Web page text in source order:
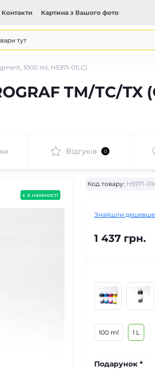
Контакти Картина з Вашого фото
1000 ml, H5971-01LC)
TM/TC/TX
Відгуків 0
є в наявності
Код товару: H5971-
Знайшли
1 437 грн.
100 ml 1 L
Подарунок *